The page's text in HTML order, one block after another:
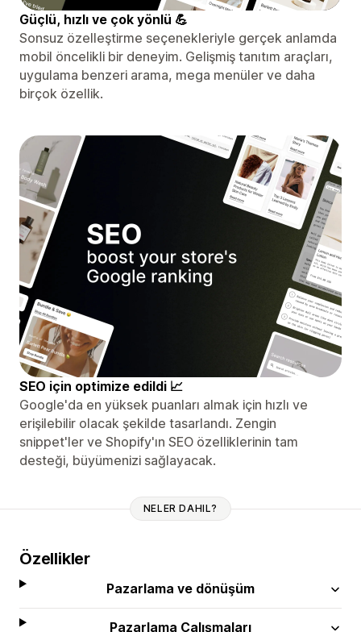
Güçlü, hızlı ve çok yönlü 💪
Sonsuz özelleştirme seçenekleriyle gerçek anlamda
mobil öncelikli bir deneyim. Gelişmiş tanıtım araçları,
uygulama benzeri arama, mega menüler ve daha
birçok özellik.
SEO için optimize edildi 📈
Google'da en yüksek puanları almak için hızlı ve
erişilebilir olacak şekilde tasarlandı. Zengin
snippet'ler ve Shopify'ın SEO özelliklerinin tam
desteği, büyümenizi sağlayacak.
NELER DAHIL?
Özellikler
Pazarlama ve dönüşüm
Pazarlama Çalışmaları